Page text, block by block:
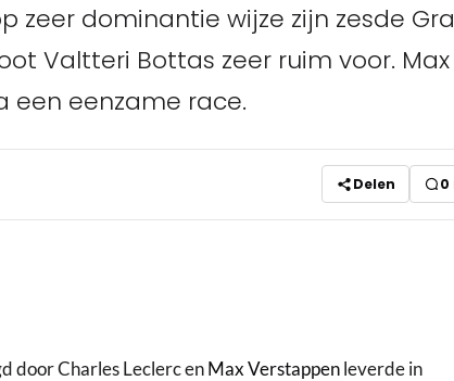
zeer dominantie wijze zijn zesde
Valtteri Bottas zeer ruim voor.
een eenzame race.
Delen 0
door Charles Leclerc enMax Verstappenleverde in